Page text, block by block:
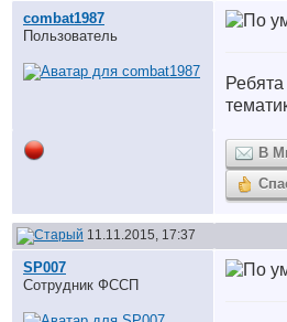
combat1987
Пользователь
В
11.11.2015, 17:37
SP007
Сотрудник ФССП